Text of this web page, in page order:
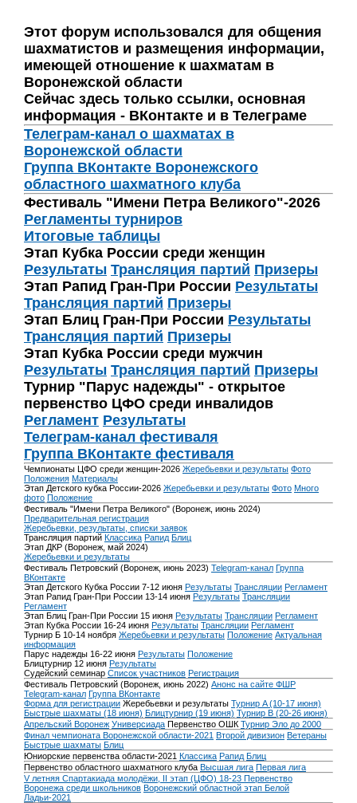
Этот форум использовался для общения
шахматистов и размещения информации,
имеющей отношение к шахматам в
Воронежской области
Сейчас здесь только ссылки, основная
информация - ВКонтакте и в Телеграме
Телеграм-канал о шахматах в
Воронежской области
Группа ВКонтакте Воронежского
областного шахматного клуба
Фестиваль "Имени Петра Великого"-2026
Регламенты турниров
Итоговые таблицы
Этап Кубка России среди женщин
Результаты Трансляция партий Призеры
Этап Рапид Гран-При России Результаты
Трансляция партий Призеры
Этап Блиц Гран-При России Результаты
Трансляция партий Призеры
Этап Кубка России среди мужчин
Результаты Трансляция партий Призеры
Турнир "Парус надежды" - открытое
первенство ЦФО среди инвалидов
Регламент Результаты
Телеграм-канал фестиваля
Группа ВКонтакте фестиваля
Чемпионаты ЦФО среди женщин-2026 Жеребьевки и результаты Фото
Положения Материалы
Этап Детского кубка России-2026 Жеребьевки и результаты Фото Много
фото Положение
Фестиваль "Имени Петра Великого" (Воронеж, июнь 2024)
Предварительная регистрация
Жеребьевки, результаты, списки заявок
Трансляция партий Классика Рапид Блиц
Этап ДКР (Воронеж, май 2024)
Жеребьевки и результаты
Фестиваль Петровский (Воронеж, июнь 2023) Telegram-канал Группа
ВКонтакте
Этап Детского Кубка России 7-12 июня Результаты Трансляции Регламент
Этап Рапид Гран-При России 13-14 июня Результаты Трансляции
Регламент
Этап Блиц Гран-При России 15 июня Результаты Трансляции Регламент
Этап Кубка России 16-24 июня Результаты Трансляции Регламент
Турнир Б 10-14 ноября Жеребьевки и результаты Положение Актуальная
информация
Парус надежды 16-22 июня Результаты Положение
Блицтурнир 12 июня Результаты
Судейский семинар Список участников Регистрация
Фестиваль Петровский (Воронеж, июнь 2022) Анонс на сайте ФШР
Telegram-канал Группа ВКонтакте
Форма для регистрации Жеребьевки и результаты Турнир A (10-17 июня)
Быстрые шахматы (18 июня) Блицтурнир (19 июня) Турнир B (20-26 июня)
Апрельский Воронеж Универсиада Первенство ОШК Турнир Эло до 2000
Финал чемпионата Воронежской области-2021 Второй дивизион Ветераны
Быстрые шахматы Блиц
Юниорские первенства области-2021 Классика Рапид Блиц
Первенство областного шахматного клуба Высшая лига Первая лига
V летняя Спартакиада молодёжи, II этап (ЦФО) 18-23 Первенство
Воронежа среди школьников Воронежский областной этап Белой
Ладьи-2021